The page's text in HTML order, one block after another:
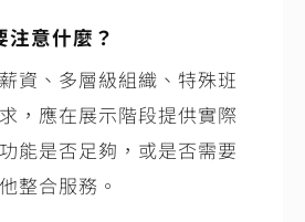
意什麼？
資、多層級組織、特殊班
，應在展示階段提供實際
能是否足夠，或是否需要
整合服務。